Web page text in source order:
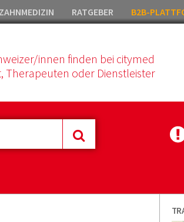
ZAHNMEDIZIN RATGEBER B2B-
innen finden bei citymed
Therapeuten oder Dienstleister